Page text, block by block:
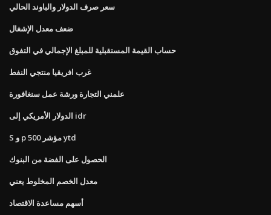
سعر صرف الدولار والباوند الحالي
ضعف معدل الإشغال
حساب القيمة المستقبلية للمبلغ الإجمالي في التفوق
غرب افريقيا منتجي النفط
علمني التجارة ورشة عمل سنغافورة
الدولار الأمريكي إلى idr
S و p 500 مؤشر ytd
الحصول على الفضة من البنوك
معدل الخصم المخلوط يعني
أسهم مساعدة الاقتصاد